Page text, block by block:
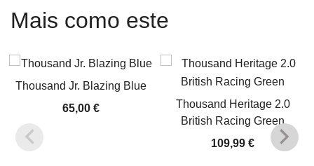
Mais como este
Thousand Jr. Blazing Blue
65,00€
Thousand Heritage 2.0
British Racing Green
109,99€